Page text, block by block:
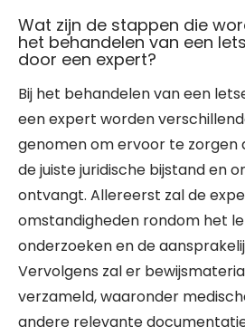
Wat zijn de stappen die
het behandelen van een
door een expert?
Bij het behandelen van een
een expert worden
genomen om ervoor te
de juiste juridische bijstand en
ontvangt. Allereerst zal de
omstandigheden rondom het
onderzoeken en de
Vervolgens zal er
verzameld, waaronder
andere relevante